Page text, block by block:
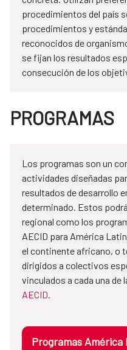
procedimientos del país
procedimientos y
reconocidos de
se fijan los resultados
consecución de los
PROGRAMAS
Los programas son un
actividades diseñadas
resultados de desarrollo
determinado. Estos
regional como los
AECID para América
el continente africano, o
dirigidos a colectivos
vinculados a cada una de
AECID.
Programas América